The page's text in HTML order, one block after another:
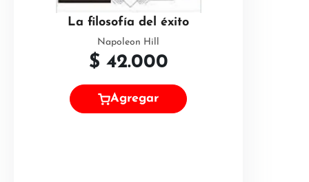
La filosofía del éxito
Napoleon Hill
$ 42.000
Agregar